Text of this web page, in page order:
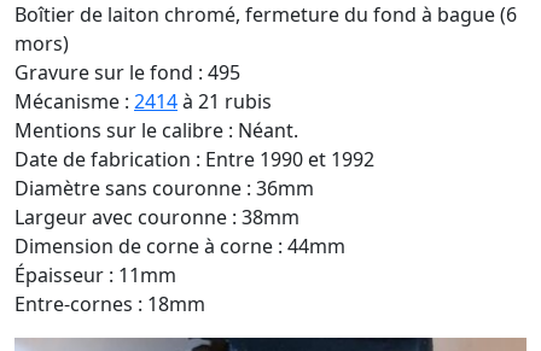
Boîtier de laiton chromé, fermeture du fond à bague (6
mors)
Gravure sur le fond : 495
Mécanisme : 2414à 21 rubis
Mentions sur le calibre : Néant.
Date de fabrication : Entre 1990 et 1992
Diamètre sans couronne : 36mm
Largeur avec couronne : 38mm
Dimension de corne à corne : 44mm
Épaisseur : 11mm
Entre-cornes : 18mm